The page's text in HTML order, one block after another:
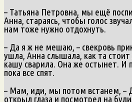
– Татьяна Петровна, мы ещё
Анна, стараясь, чтобы голос
нам тоже нужно отдохнуть.
– Да я ж не мешаю, – свекровь
ушла, Анна слышала, как та стоит
кашу сварила. Она же остынет. И
пока все спят.
– Мам, иди, мы потом встанем, –
открыл глаза и посмотрел на